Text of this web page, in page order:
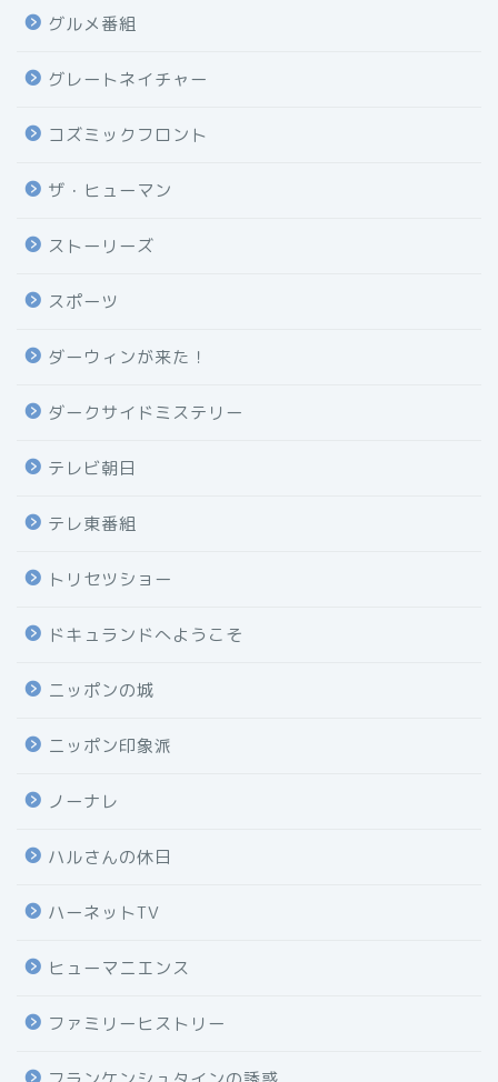
グルメ番組
グレートネイチャー
コズミックフロント
ザ・ヒューマン
ストーリーズ
スポーツ
ダーウィンが来た！
ダークサイドミステリー
テレビ朝日
テレ東番組
トリセツショー
ドキュランドへようこそ
ニッポンの城
ニッポン印象派
ノーナレ
ハルさんの休日
ハーネットTV
ヒューマニエンス
ファミリーヒストリー